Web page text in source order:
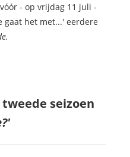
- op vrijdag 11 juli -
gaat het met...' eerdere
seizoen